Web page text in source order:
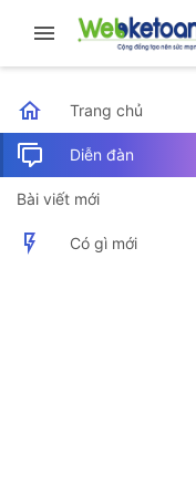
Trang chủ
Diễn đàn
Bài viết mới
Có gì mới